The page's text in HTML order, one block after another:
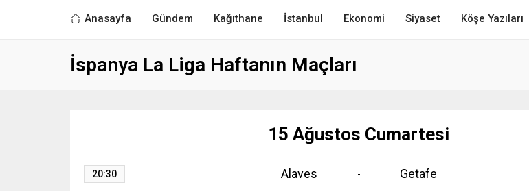
Anasayfa Gündem Kağıthane İstanbul Ekonomi Siyaset Köşe Yazıları
İspanya La Liga Haftanın Maçları
15 Ağustos Cumartesi
20:30 Alaves - Getafe